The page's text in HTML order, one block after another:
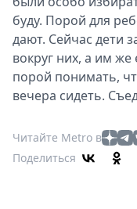
буду. Порой для
дают. Сейчас дети
вокруг них, а им
порой понимать,
вечера сидеть.
Читайте Metro в
Поделиться